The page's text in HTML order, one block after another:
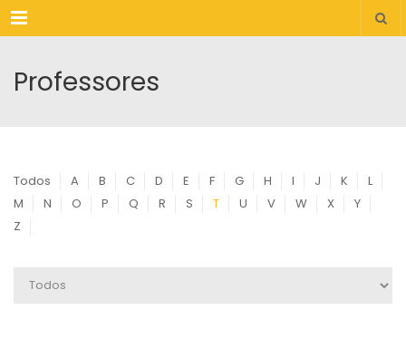
Menu
Professores
Todos A B C D E F G H I J K
L
M
N O P Q R S T U V W X
Y
Z